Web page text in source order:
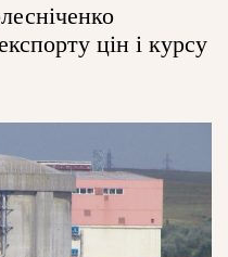
цін і курсу